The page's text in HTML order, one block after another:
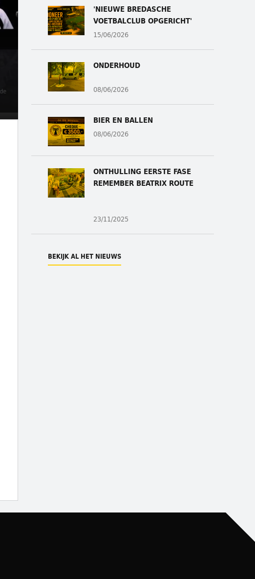
'NIEUWE BREDASCHE
VOETBALCLUB OPGERICHT'
15/06/2026
ONDERHOUD
08/06/2026
BIER EN BALLEN
08/06/2026
ONTHULLING EERSTE FASE
REMEMBER BEATRIX ROUTE
23/11/2025
BEKIJK AL HET NIEUWS